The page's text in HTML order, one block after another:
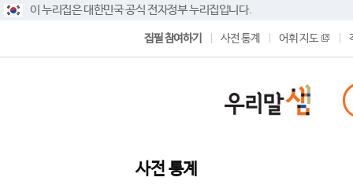
이 누리집은 대한민국 공식 전자정부 누리집입니다.
집필 참여하기 사전 통계 어휘 지도
사전 통계